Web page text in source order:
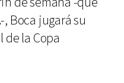
Boca jugará su
la Copa